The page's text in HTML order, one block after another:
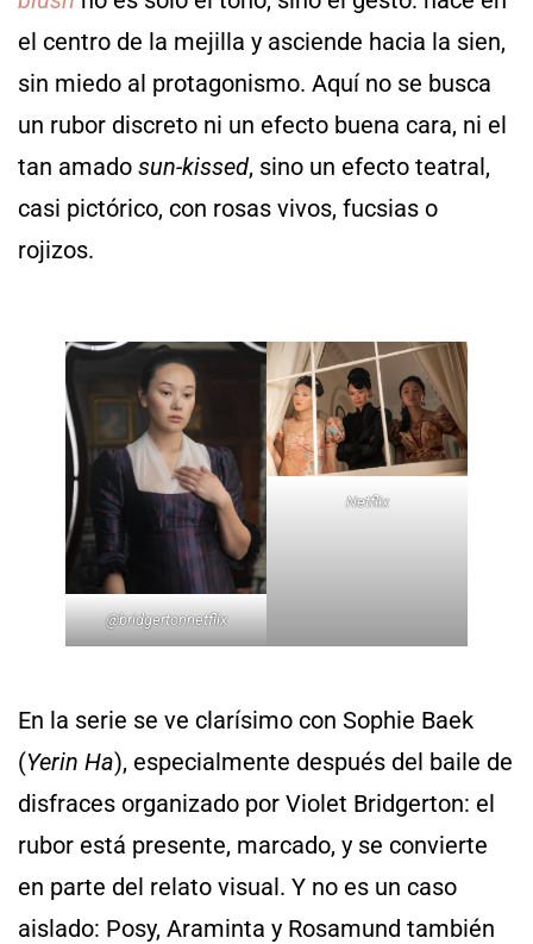
el centro de la mejilla y asciende hacia la sien,
sin miedo al protagonismo. Aquí no se busca
un rubor discreto ni un efecto buena cara, ni el
tan amado sun-kissed, sino un efecto teatral,
casi pictórico, con rosas vivos, fucsias o
rojizos.
@bridgertonnetflix
Netflix
En la serie se ve clarísimo con Sophie Baek
(Yerin Ha), especialmente después del baile de
disfraces organizado por Violet Bridgerton: el
rubor está presente, marcado, y se convierte
en parte del relato visual. Y no es un caso
aislado: Posy, Araminta y Rosamund también